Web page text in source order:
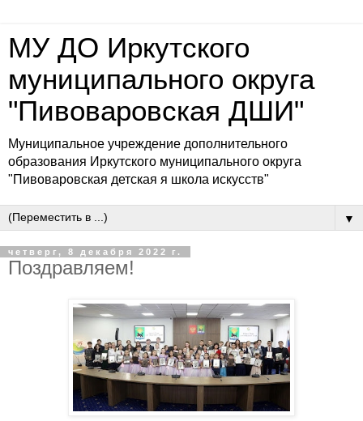
МУ ДО Иркутского
муниципального округа
"Пивоваровская ДШИ"
Муниципальное учреждение дополнительного
образования Иркутского муниципального округа
"Пивоваровская детская я школа искусств"
▼
четверг, 8 декабря 2022 г.
Поздравляем!